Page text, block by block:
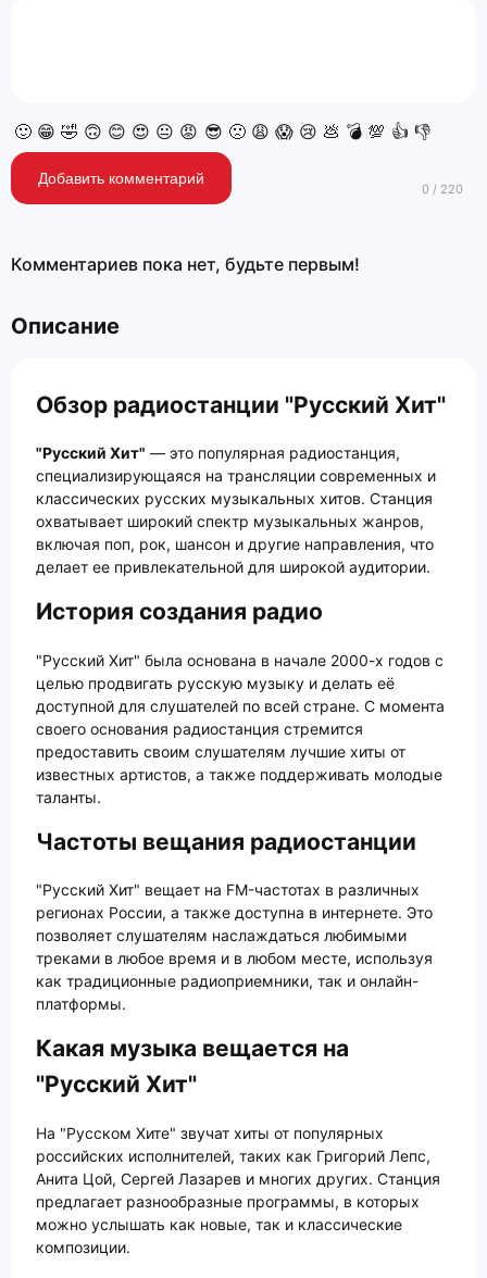
🙂 😁 🤣 🙃 😊 😍 😐 😡 😎 🙁 😩 😱 😢 💩 💣 💯 👍 👎
Добавить комментарий
Комментариев пока нет, будьте первым!
Описание
Обзор радиостанции "Русский Хит"
"Русский Хит" — это популярная радиостанция,
специализирующаяся на трансляции современных и
классических русских музыкальных хитов. Станция
охватывает широкий спектр музыкальных жанров,
включая поп, рок, шансон и другие направления, что
делает ее привлекательной для широкой аудитории.
История создания радио
"Русский Хит" была основана в начале 2000-х годов с
целью продвигать русскую музыку и делать её
доступной для слушателей по всей стране. С момента
своего основания радиостанция стремится
предоставить своим слушателям лучшие хиты от
известных артистов, а также поддерживать молодые
таланты.
Частоты вещания радиостанции
"Русский Хит" вещает на FM-частотах в различных
регионах России, а также доступна в интернете. Это
позволяет слушателям наслаждаться любимыми
треками в любое время и в любом месте, используя
как традиционные радиоприемники, так и онлайн-
платформы.
Какая музыка вещается на
"Русский Хит"
На "Русском Хите" звучат хиты от популярных
российских исполнителей, таких как Григорий Лепс,
Анита Цой, Сергей Лазарев и многих других. Станция
предлагает разнообразные программы, в которых
можно услышать как новые, так и классические
композиции.